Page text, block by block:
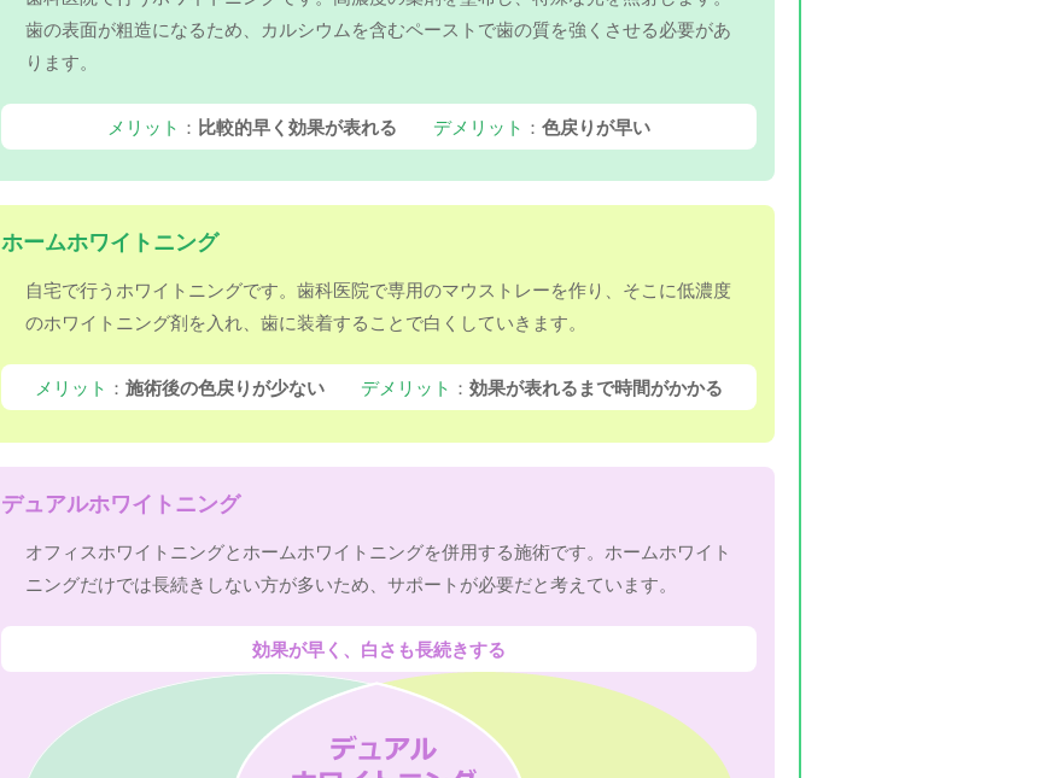
歯の表面が粗造になるため、カルシウムを含むペーストで歯の質を強くさせる必要があ
ります。
メリット ： 比較的早く効果が表れる デメリット ： 色戻りが早い
ホームホワイトニング
自宅で行うホワイトニングです。歯科医院で専用のマウストレーを作り、そこに低濃度
のホワイトニング剤を入れ、歯に装着することで白くしていきます。
メリット ： 施術後の色戻りが少ない デメリット ： 効果が表れるまで時間がかかる
デュアルホワイトニング
オフィスホワイトニングとホームホワイトニングを併用する施術です。ホームホワイト
ニングだけでは長続きしない方が多いため、サポートが必要だと考えています。
効果が早く、白さも長続きする